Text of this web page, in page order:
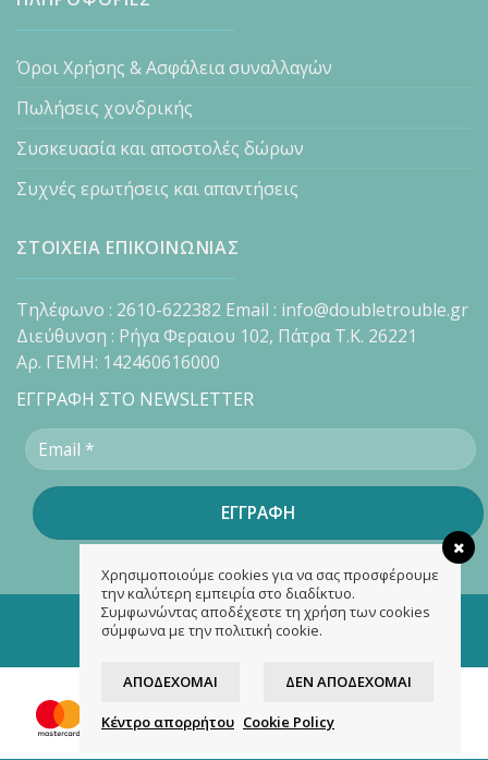
Όροι Χρήσης & Ασφάλεια συναλλαγών
Πωλήσεις χονδρικής
Συσκευασία και αποστολές δώρων
Συχνές ερωτήσεις και απαντήσεις
ΣΤΟΙΧΕΙΑ ΕΠΙΚΟΙΝΩΝΙΑΣ
Τηλέφωνο : 2610-622382 Email : info@doubletrouble.gr
Διεύθυνση : Ρήγα Φεραιου 102, Πάτρα Τ.Κ. 26221
Αρ. ΓΕΜΗ: 142460616000
ΕΓΓΡΑΦΗ ΣΤΟ NEWSLETTER
Copyright 2026 ©doubletrouble.gr
Designed & developed by
Χρησιμοποιούμε cookies για να σας προσφέρουμε
την καλύτερη εμπειρία στο διαδίκτυο.
Συμφωνώντας αποδέχεστε τη χρήση των cookies
σύμφωνα με την πολιτική cookie.
ΑΠΟΔΈΧΟΜΑΙ ΔΕΝ ΑΠΟΔΈΧΟΜΑΙ
Κέντρο απορρήτου Cookie Policy